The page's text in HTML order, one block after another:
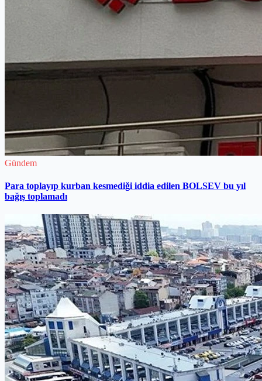
Gündem
Para toplayıp kurban kesmediği iddia edilen BOLSEV bu yıl
bağış toplamadı